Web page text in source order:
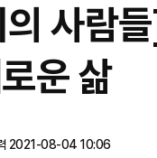
사람
운 삶
2021-08-04 10:06